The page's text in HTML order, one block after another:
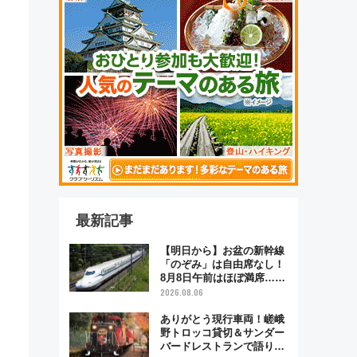
最新記事
【明日から】お盆の新幹線
「のぞみ」は自由席なし！
8月8日午前はほぼ満席…で
も数時間ズラせば空きが見
「空席」探しのコツ
2026.08.06
ありがとう現行車両！嵯峨
野トロッコ貸切＆サンダー
バードレストランで語り合